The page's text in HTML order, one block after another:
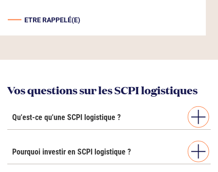
ETRE RAPPELÉ(E)
Vos questions sur les SCPI logistiques
Qu'est-ce qu'une SCPI logistique ?
Pourquoi investir en SCPI logistique ?